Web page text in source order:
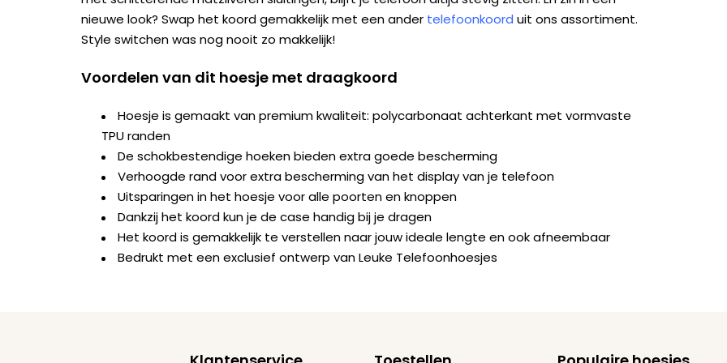
nieuwe look? Swap het koord gemakkelijk met een ander telefoonkoord uit ons assortiment.
Style switchen was nog nooit zo makkelijk!
Voordelen van dit hoesje met draagkoord
Hoesje is gemaakt van premium kwaliteit: polycarbonaat achterkant met vormvaste
TPU randen
De schokbestendige hoeken bieden extra goede bescherming
Verhoogde rand voor extra bescherming van het display van je telefoon
Uitsparingen in het hoesje voor alle poorten en knoppen
Dankzij het koord kun je de case handig bij je dragen
Het koord is gemakkelijk te verstellen naar jouw ideale lengte en ook afneembaar
Bedrukt met een exclusief ontwerp van Leuke Telefoonhoesjes